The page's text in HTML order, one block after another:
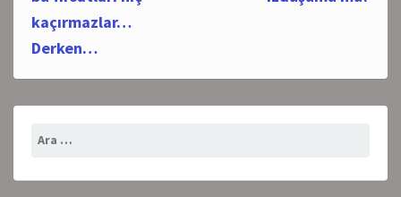
kaçırmazlar…
Derken…
Arama: